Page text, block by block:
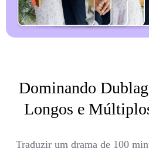
Dominando
Longos e
Traduzir um drama de 100